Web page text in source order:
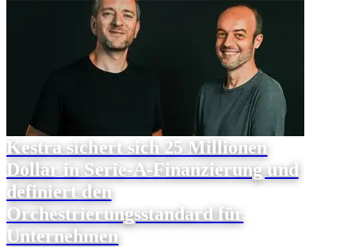
Kestra sichert sich 25 Millionen
Dollar in Serie-A-Finanzierung und
definiert den
Orchestrierungsstandard für
Unternehmen